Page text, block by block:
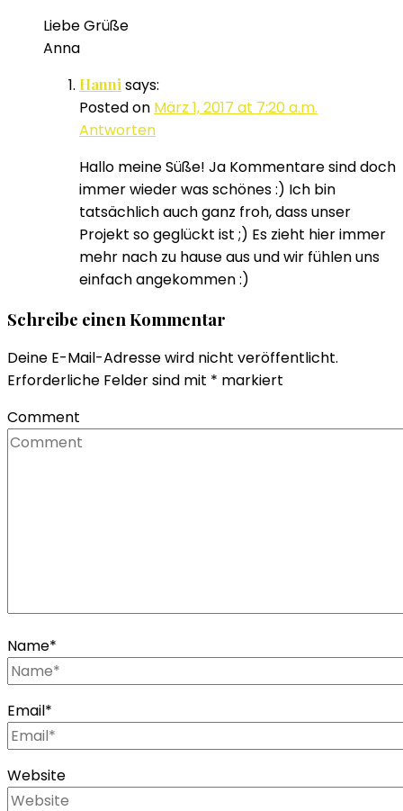
Liebe Grüße
Anna
Hanni says:
Posted on März 1, 2017 at 7:20 a.m.
Antworten
Hallo meine Süße! Ja Kommentare sind doch
immer wieder was schönes :) Ich bin
tatsächlich auch ganz froh, dass unser
Projekt so geglückt ist ;) Es zieht hier immer
mehr nach zu hause aus und wir fühlen uns
einfach angekommen :)
Schreibe einen Kommentar
Deine E-Mail-Adresse wird nicht veröffentlicht.
Erforderliche Felder sind mit * markiert
Comment
Name*
Email*
Website